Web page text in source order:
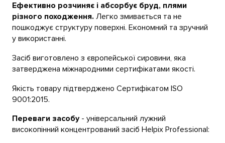
Ефективно розчиняє і абсорбує бруд, плями
різного походження. Легко змивається та не
пошкоджує структуру поверхні. Економний та зручний
у використанні.
Засіб виготовлено з європейської сировини, яка
затверджена міжнародними сертифікатами якості.
Якість товару підтверджено Сертифікатом ISO
9001:2015.
Переваги засобу- універсальний лужний
високопінний концентрований засіб Helpix Professional: